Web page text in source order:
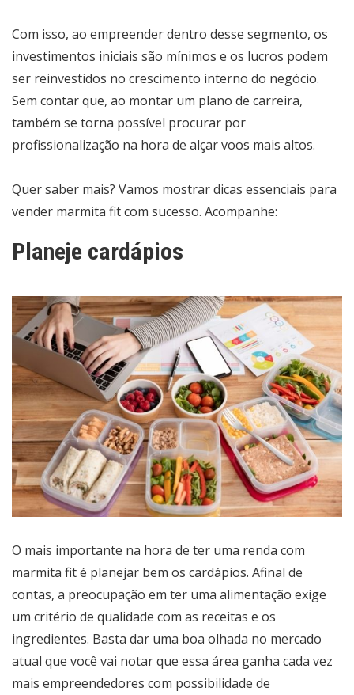
Com isso, ao empreender dentro desse segmento, os
investimentos iniciais são mínimos e os lucros podem
ser reinvestidos no crescimento interno do negócio.
Sem contar que, ao montar um plano de carreira,
também se torna possível procurar por
profissionalização na hora de alçar voos mais altos.
Quer saber mais? Vamos mostrar dicas essenciais para
vender marmita fit com sucesso. Acompanhe:
Planeje cardápios
O mais importante na hora de ter uma renda com
marmita fit é planejar bem os cardápios. Afinal de
contas, a preocupação em ter uma alimentação exige
um critério de qualidade com as receitas e os
ingredientes. Basta dar uma boa olhada no mercado
atual que você vai notar que essa área ganha cada vez
mais empreendedores com possibilidade de